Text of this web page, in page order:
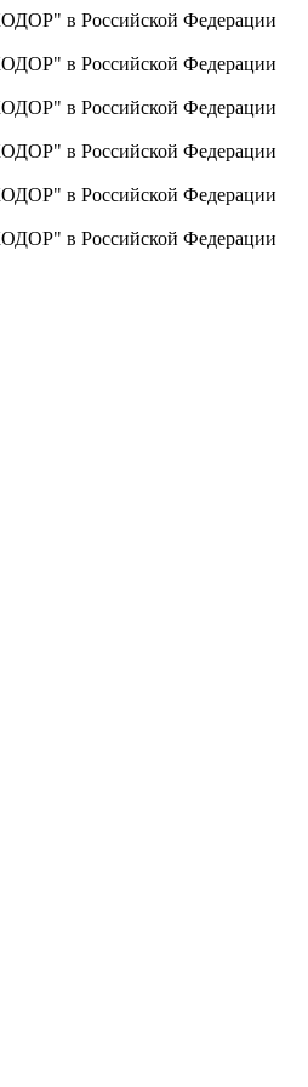
в Российской Федерации
в Российской Федерации
в Российской Федерации
в Российской Федерации
в Российской Федерации
в Российской Федерации